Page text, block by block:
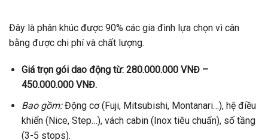
Đây là phân khúc được 90% các gia đình lựa chọn vì cân
bằng được chi phí và chất lượng.
Giá trọn gói dao động từ: 280.000.000 VNĐ –
450.000.000 VNĐ.
Bao gồm:Động cơ (Fuji, Mitsubishi, Montanari…), hệ điều
khiển (Nice, Step…), vách cabin (Inox tiêu chuẩn), số tầng
(3-5 stops).